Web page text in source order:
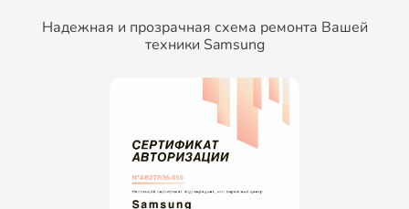
Надежная и прозрачная схема ремонта Вашей
техники Samsung